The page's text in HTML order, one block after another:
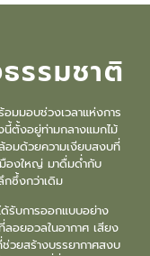
รรมชาติ
มมอบช่วงเวลาแห่งการ
ตั้งอยู่ท่ามกลางแมกไม้
มด้วยความเงียบสงบที่
มืองใหญ่ มาดื่มด่ำกับ
ซึ้งกว่าเดิม
ด้รับการออกแบบอย่าง
อยอวลในอากาศ เสียง
วยสร้างบรรยากาศสงบ